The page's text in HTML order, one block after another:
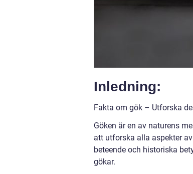
Inledning:
Fakta om gök – Utforska
Göken är en av naturens
att utforska alla aspekter
beteende och historiska
gökar.